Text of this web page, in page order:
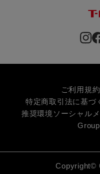
ご利用規約
特定商取引法に基づ
推奨環境 ソーシャル
Copyright©